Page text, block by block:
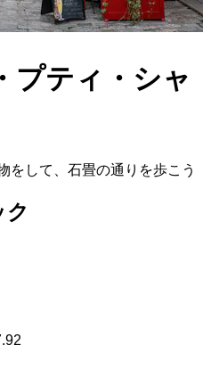
プティ・シャ
をして、石畳の通りを歩こう